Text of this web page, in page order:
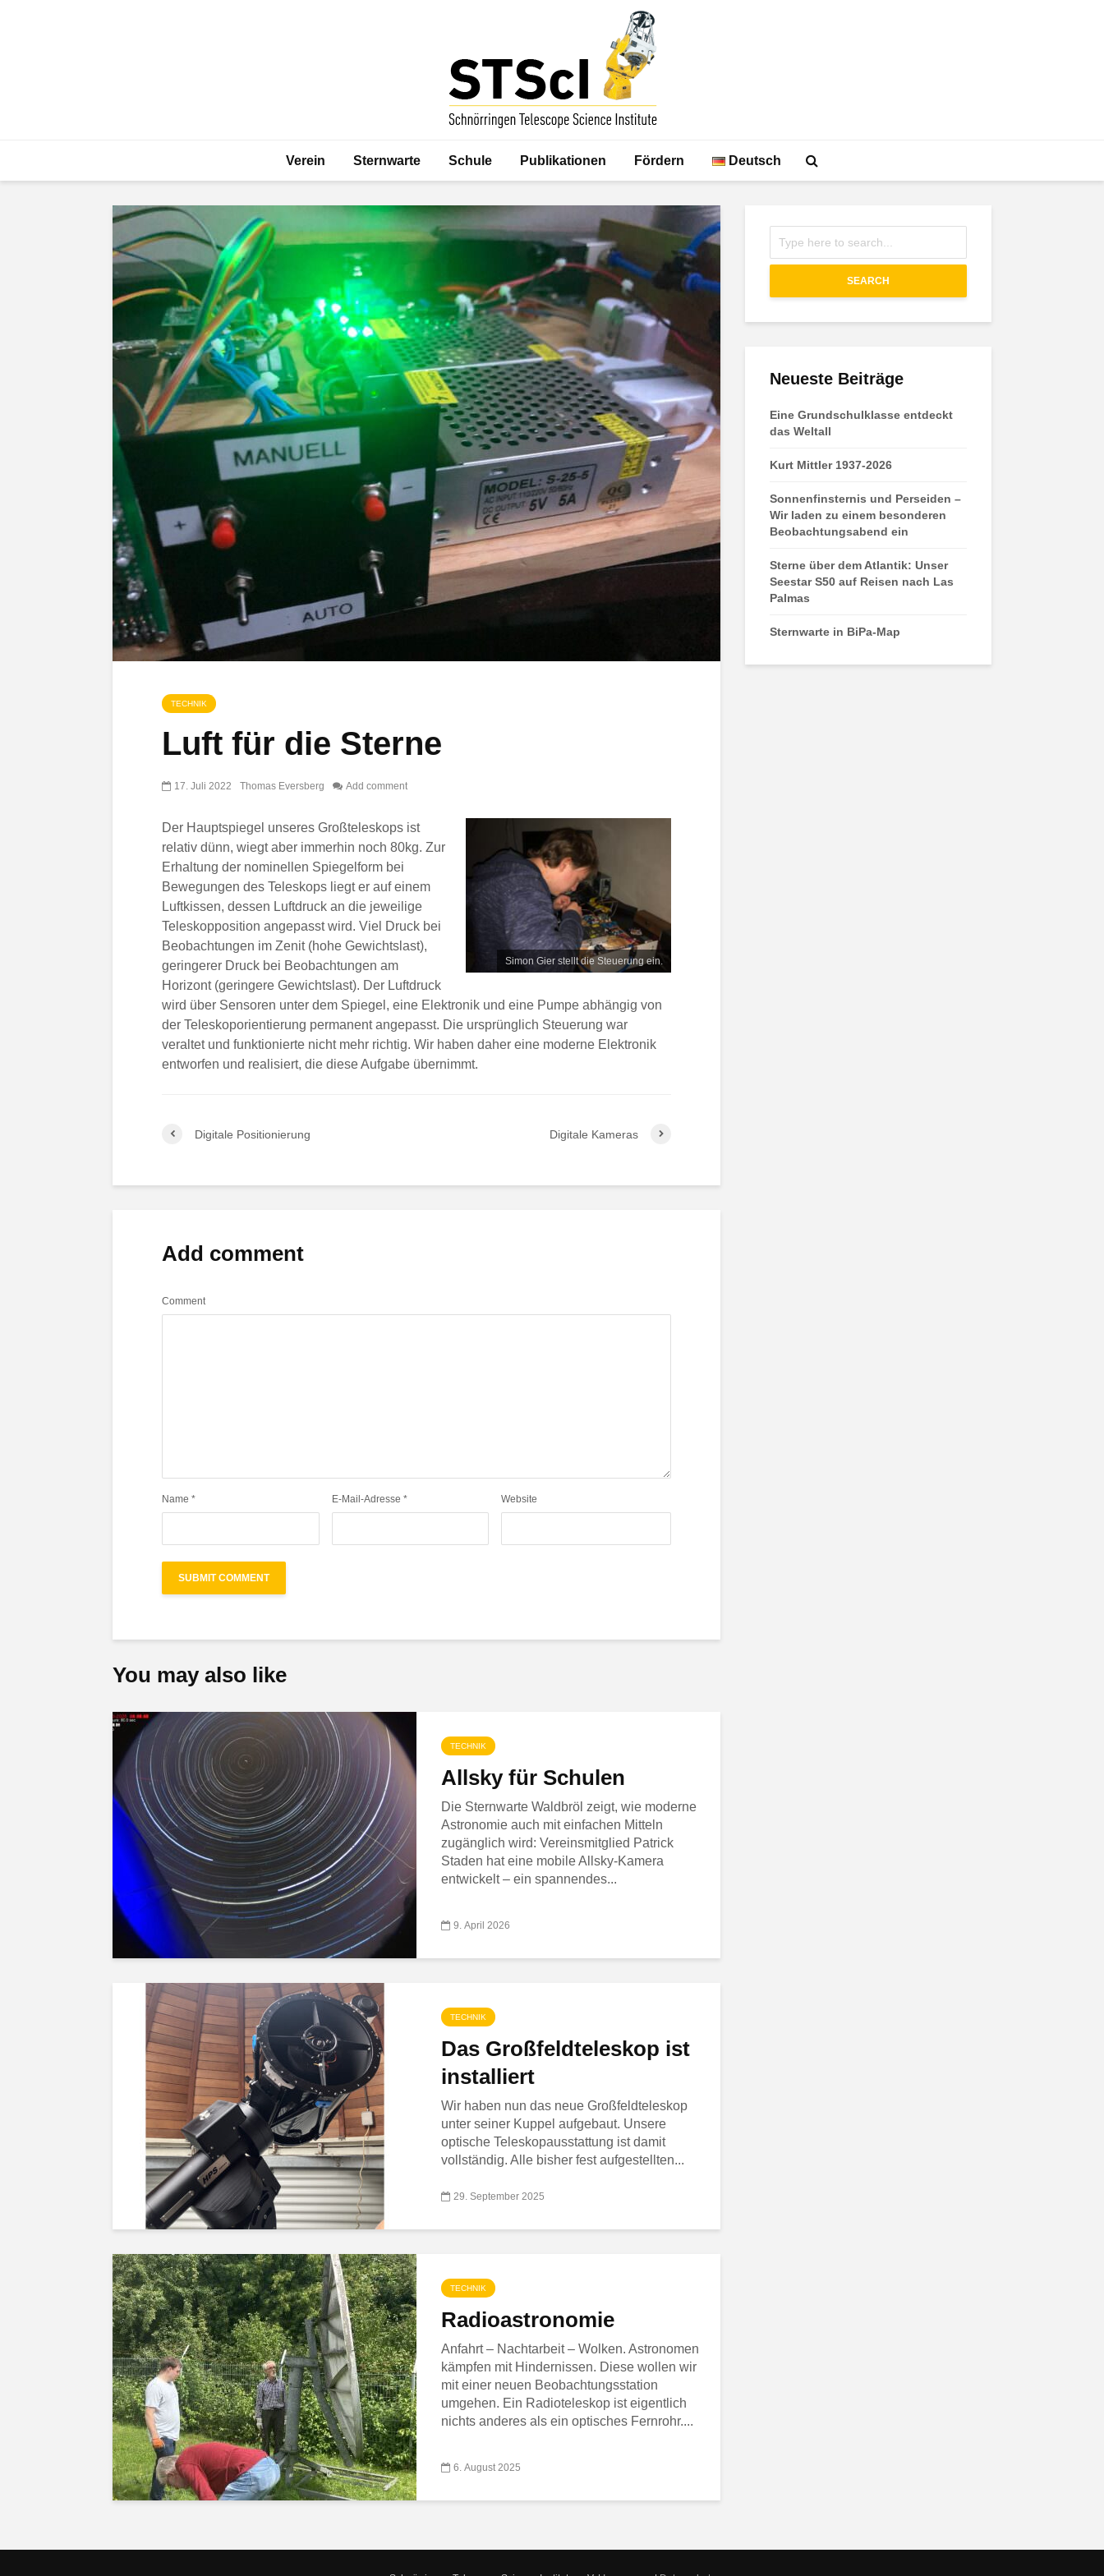
Verein Sternwarte Schule Publikationen Fördern Deutsch
TECHNIK
Luft für die Sterne
17. Juli 2022 Thomas Eversberg Add comment
Simon Gier stellt die Steuerung ein.
Der Hauptspiegel unseres Großteleskops ist
relativ dünn, wiegt aber immerhin noch 80kg. Zur
Erhaltung der nominellen Spiegelform bei
Bewegungen des Teleskops liegt er auf einem
Luftkissen, dessen Luftdruck an die jeweilige
Teleskopposition angepasst wird. Viel Druck bei
Beobachtungen im Zenit (hohe Gewichtslast),
geringerer Druck bei Beobachtungen am
Horizont (geringere Gewichtslast). Der Luftdruck
wird über Sensoren unter dem Spiegel, eine Elektronik und eine Pumpe abhängig von
der Teleskoporientierung permanent angepasst. Die ursprünglich Steuerung war
veraltet und funktionierte nicht mehr richtig. Wir haben daher eine moderne Elektronik
entworfen und realisiert, die diese Aufgabe übernimmt.
Digitale Positionierung Digitale Kameras
Add comment
Comment
Name * E-Mail-Adresse * Website
You may also like
TECHNIK
Allsky für Schulen
Die Sternwarte Waldbröl zeigt, wie moderne
Astronomie auch mit einfachen Mitteln
zugänglich wird: Vereinsmitglied Patrick
Staden hat eine mobile Allsky-Kamera
entwickelt – ein spannendes...
9. April 2026
TECHNIK
Das Großfeldteleskop ist
installiert
Wir haben nun das neue Großfeldteleskop
unter seiner Kuppel aufgebaut. Unsere
optische Teleskopausstattung ist damit
vollständig. Alle bisher fest aufgestellten...
29. September 2025
TECHNIK
Radioastronomie
Anfahrt – Nachtarbeit – Wolken. Astronomen
kämpfen mit Hindernissen. Diese wollen wir
mit einer neuen Beobachtungsstation
umgehen. Ein Radioteleskop ist eigentlich
nichts anderes als ein optisches Fernrohr....
6. August 2025
SEARCH
Neueste Beiträge
Eine Grundschulklasse entdeckt
das Weltall
Kurt Mittler 1937-2026
Sonnenfinsternis und Perseiden –
Wir laden zu einem besonderen
Beobachtungsabend ein
Sterne über dem Atlantik: Unser
Seestar S50 auf Reisen nach Las
Palmas
Sternwarte in BiPa-Map